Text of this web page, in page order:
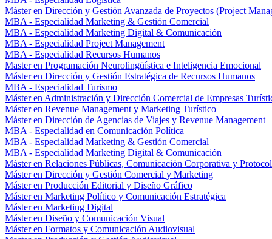
Máster en Dirección y Gestión Avanzada de Proyectos (Project
MBA - Especialidad Marketing & Gestión Comercial
MBA - Especialidad Marketing Digital & Comunicación
MBA - Especialidad Project Management
MBA - Especialidad Recursos Humanos
Master en Programación Neurolingüística e Inteligencia Emocional
Máster en Dirección y Gestión Estratégica de Recursos Humanos
MBA - Especialidad Turismo
Máster en Administración y Dirección Comercial de Empresas
Máster en Revenue Management y Marketing Turístico
Máster en Dirección de Agencias de Viajes y Revenue Management
MBA - Especialidad en Comunicación Política
MBA - Especialidad Marketing & Gestión Comercial
MBA - Especialidad Marketing Digital & Comunicación
Máster en Relaciones Públicas, Comunicación Corporativa y
Máster en Dirección y Gestión Comercial y Marketing
Máster en Producción Editorial y Diseño Gráfico
Máster en Marketing Político y Comunicación Estratégica
Máster en Marketing Digital
Máster en Diseño y Comunicación Visual
Máster en Formatos y Comunicación Audiovisual